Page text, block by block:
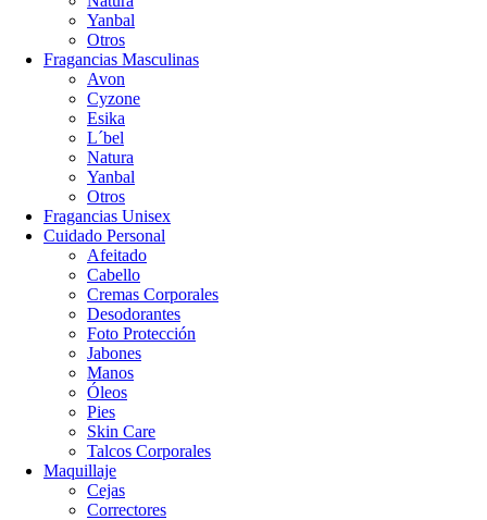
Yanbal
Otros
Fragancias Masculinas
Avon
Cyzone
Esika
L´bel
Natura
Yanbal
Otros
Fragancias Unisex
Cuidado Personal
Afeitado
Cabello
Cremas Corporales
Desodorantes
Foto Protección
Jabones
Manos
Óleos
Pies
Skin Care
Talcos Corporales
Maquillaje
Cejas
Correctores